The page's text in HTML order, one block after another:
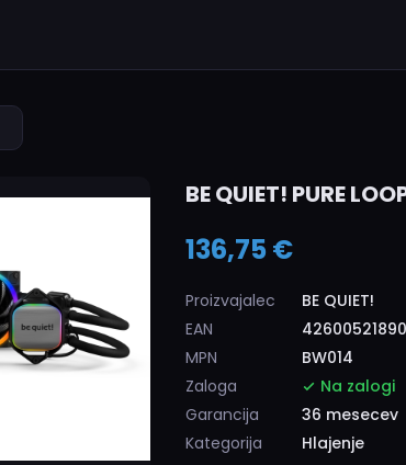
BE QUIET! PURE
136,75 €
Proizvajalec
BE QUIET!
EAN
MPN
BW014
Zaloga
Na zalogi
Garancija
36 mesecev
Kategorija
Hlajenje